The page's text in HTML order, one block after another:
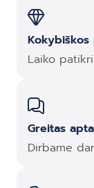
Laiko
Greitas
Dirbame